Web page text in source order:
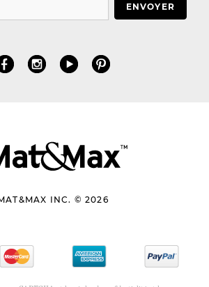
ENVOYER
INC. © 2026